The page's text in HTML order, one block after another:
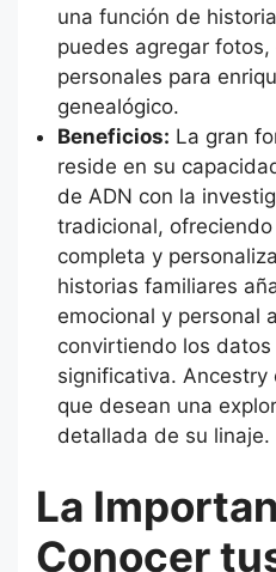
una función de
puedes agregar
personales para
genealógico.
Beneficios: La gran
reside en su
de ADN con la
tradicional,
completa y
historias familiares
emocional y personal
convirtiendo los
significativa. Ancestry
que desean una
detallada de su linaje.
La
Conocer